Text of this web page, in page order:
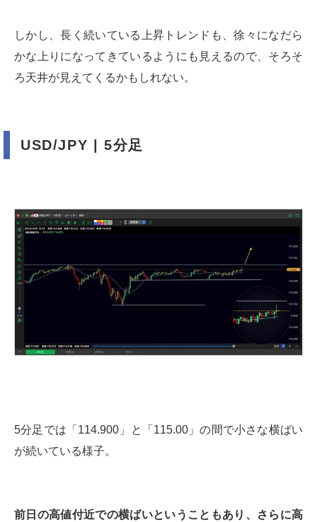
しかし、長く続いている上昇トレンドも、徐々になだら
かな上りになってきているようにも見えるので、そろそ
ろ天井が見えてくるかもしれない。
USD/JPY | 5分足
5分足では「114.900」と「115.00」の間で小さな横ばい
が続いている様子。
前日の高値付近での横ばいということもあり、さらに高